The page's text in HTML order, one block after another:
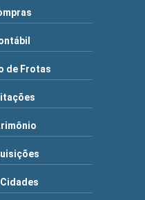
de Frotas